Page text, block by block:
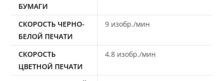
БУМАГИ
СКОРОСТЬ ЧЕРНО-
БЕЛОЙ ПЕЧАТИ
9 изобр./мин
СКОРОСТЬ
ЦВЕТНОЙ ПЕЧАТИ
4.8 изобр./мин